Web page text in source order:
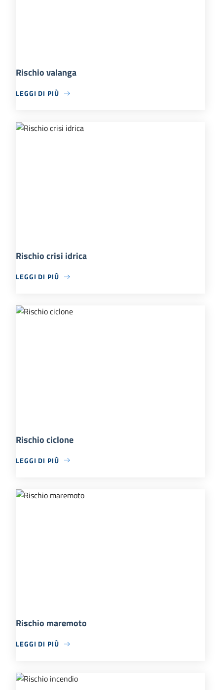
Rischio valanga
LEGGI DI PIÙ
Rischio crisi idrica
LEGGI DI PIÙ
Rischio ciclone
LEGGI DI PIÙ
Rischio maremoto
LEGGI DI PIÙ